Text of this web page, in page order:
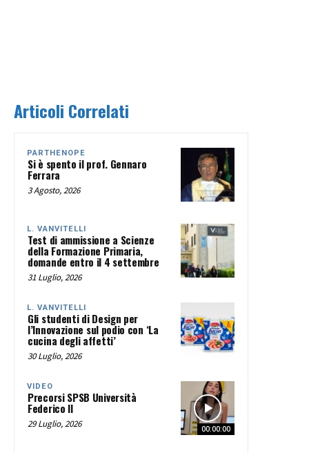
Articoli Correlati
PARTHENOPE
Si è spento il prof. Gennaro
Ferrara
3 Agosto, 2026
L. VANVITELLI
Test di ammissione a Scienze
della Formazione Primaria,
domande entro il 4 settembre
31 Luglio, 2026
L. VANVITELLI
Gli studenti di Design per
l’Innovazione sul podio con ‘La
cucina degli affetti’
30 Luglio, 2026
00:00:00
VIDEO
Precorsi SPSB Università
Federico II
29 Luglio, 2026